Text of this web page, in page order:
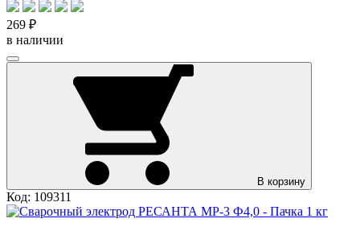
269 ₽
в наличии
В корзину
Код: 109311